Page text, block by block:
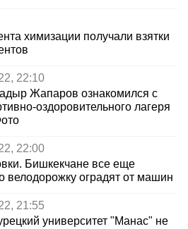
химизации получали взятки
22:10
Жапаров ознакомился с
оздоровительного лагеря
22:00
Бишкекчане все еще
велодорожку оградят от машин
21:55
университет "Манас" не